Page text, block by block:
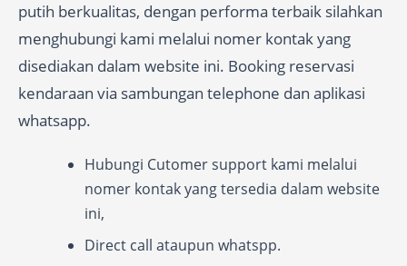
putih berkualitas, dengan performa terbaik silahkan
menghubungi kami melalui nomer kontak yang
disediakan dalam website ini. Booking reservasi
kendaraan via sambungan telephone dan aplikasi
whatsapp.
Hubungi Cutomer support kami melalui
nomer kontak yang tersedia dalam website
ini,
Direct call ataupun whatspp.